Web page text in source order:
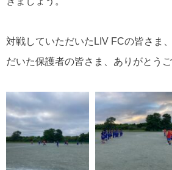
対戦していただいたLIV FCの皆さま
だいた保護者の皆さま、ありがとうご